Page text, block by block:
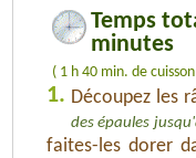
Temps
minutes
( 1 h 40 min. de
1. Découpez les
des épaules
faites-les dorer